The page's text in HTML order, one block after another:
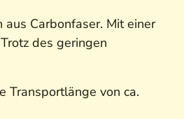
Carbonfaser. Mit einer
des geringen
Transportlänge von ca.